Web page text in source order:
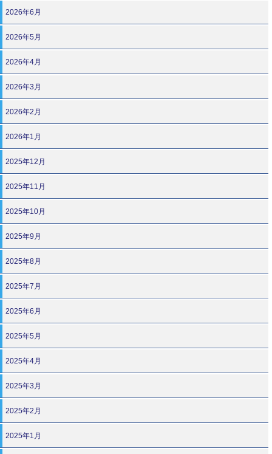
2026年6月
2026年5月
2026年4月
2026年3月
2026年2月
2026年1月
2025年12月
2025年11月
2025年10月
2025年9月
2025年8月
2025年7月
2025年6月
2025年5月
2025年4月
2025年3月
2025年2月
2025年1月